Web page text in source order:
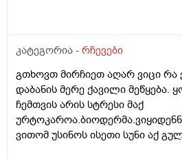
სარისკოა?მის კარდიოლოგა
კატეგორია - რჩევები
გთხოვთ მირჩიეთ აღარ ვიცი რა
დაბანის მერე ქავილი მეწყება.
ჩემთვის არის სტრესი მაქ
ვითომ უსინოს ისეთი სუნი აქ